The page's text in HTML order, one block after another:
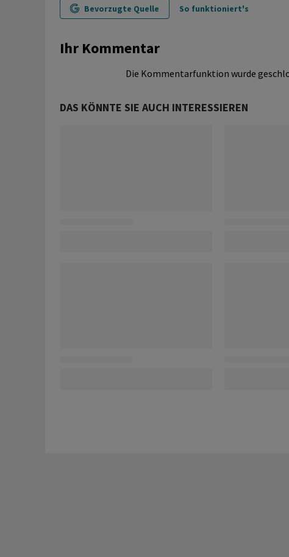
Bevorzugte Quelle So funktioniert's
Ihr Kommentar
Die Kommentarfunktion wurde
DAS KÖNNTE SIE AUCH INTERESSIEREN